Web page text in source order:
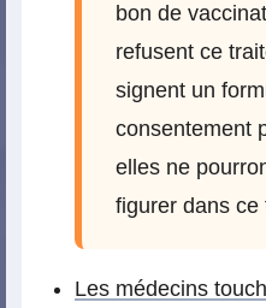
bon de
refusent ce
signent un
consentement
elles ne
figurer dans ce
Les médecins